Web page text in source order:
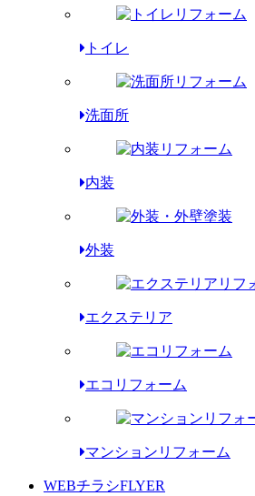
トイレ
洗面所
内装
外装
エクステリア
エコリフォーム
マンションリフォーム
WEBチラシFLYER